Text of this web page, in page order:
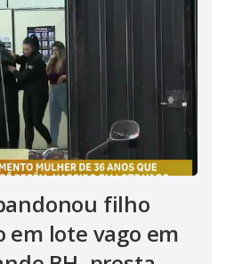
filho
em lote vago em